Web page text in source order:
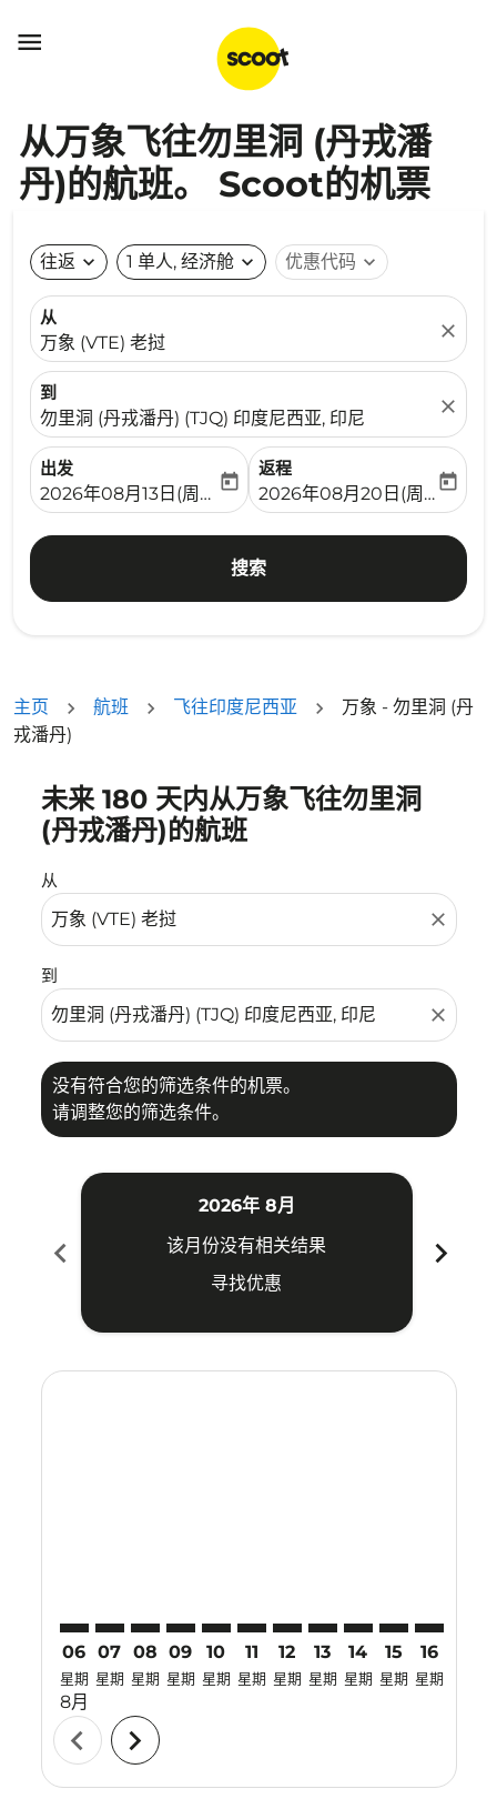

从万象飞往勿里洞 (丹戎潘
丹)的航班。 Scoot的机票
往返 expand_more 1 单人, 经济舱 expand_more 优惠代码 expand_more
从
万象 (VTE) 老挝
close
到
勿里洞 (丹戎潘丹) (TJQ) 印度尼西亚, 印尼
close
出发
fc-booking-departure-date-aria-label
2026年08月13日(周四)
today
返程
fc-booking-return-date-
2026年08月20日(周四)
today
搜索
主页 航班 飞往印度尼西亚
万象 - 勿里洞 (丹
戎潘丹)
未来 180 天内从万象飞往勿里洞
(丹戎潘丹)的航班
从
close
到
close
没有符合您的筛选条件的机票。
请调整您的筛选条件。
没有符合您的筛选条件的机票。请调整您的筛选条件。
chevron_left
2026年 8月
该月份没有相关结果
寻找优惠
chevron_right
06
星期
8月
07
星期
08
星期
09
星期
10
星期
11
星期
12
星期
13
星期
14
星期
15
星期
16
星期
chevron_left chevron_right